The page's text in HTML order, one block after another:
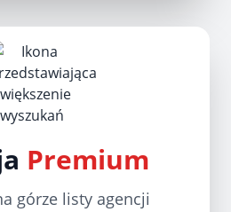
Premium
górze listy agencji